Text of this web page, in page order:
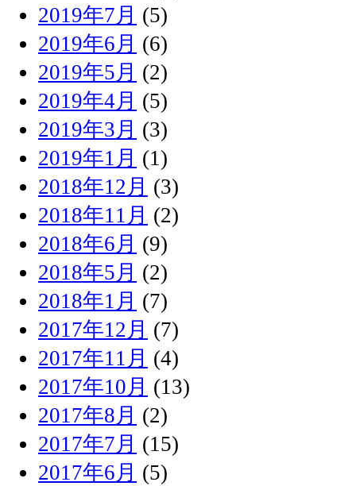
2019年7月 (5)
2019年6月 (6)
2019年5月 (2)
2019年4月 (5)
2019年3月 (3)
2019年1月 (1)
2018年12月 (3)
2018年11月 (2)
2018年6月 (9)
2018年5月 (2)
2018年1月 (7)
2017年12月 (7)
2017年11月 (4)
2017年10月 (13)
2017年8月 (2)
2017年7月 (15)
2017年6月 (5)